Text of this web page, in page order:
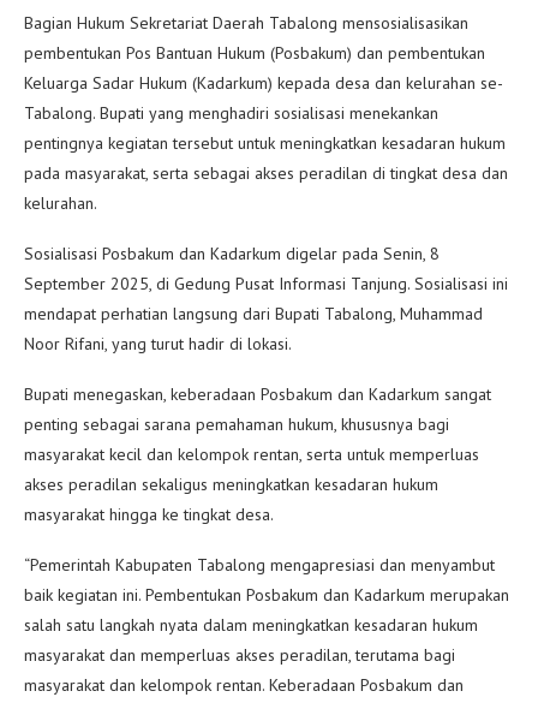
Bagian Hukum Sekretariat Daerah Tabalong mensosialisasikan
pembentukan Pos Bantuan Hukum (Posbakum) dan pembentukan
Keluarga Sadar Hukum (Kadarkum) kepada desa dan kelurahan se-
Tabalong. Bupati yang menghadiri sosialisasi menekankan
pentingnya kegiatan tersebut untuk meningkatkan kesadaran hukum
pada masyarakat, serta sebagai akses peradilan di tingkat desa dan
kelurahan.
Sosialisasi Posbakum dan Kadarkum digelar pada Senin, 8
September 2025, di Gedung Pusat Informasi Tanjung. Sosialisasi ini
mendapat perhatian langsung dari Bupati Tabalong, Muhammad
Noor Rifani, yang turut hadir di lokasi.
Bupati menegaskan, keberadaan Posbakum dan Kadarkum sangat
penting sebagai sarana pemahaman hukum, khususnya bagi
masyarakat kecil dan kelompok rentan, serta untuk memperluas
akses peradilan sekaligus meningkatkan kesadaran hukum
masyarakat hingga ke tingkat desa.
“Pemerintah Kabupaten Tabalong mengapresiasi dan menyambut
baik kegiatan ini. Pembentukan Posbakum dan Kadarkum merupakan
salah satu langkah nyata dalam meningkatkan kesadaran hukum
masyarakat dan memperluas akses peradilan, terutama bagi
masyarakat dan kelompok rentan. Keberadaan Posbakum dan